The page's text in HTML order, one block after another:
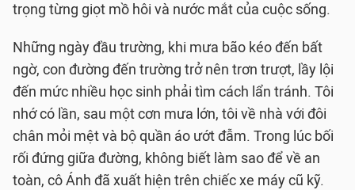
trọng từng giọt mồ hôi và nước mắt của cuộc sống.
Những ngày đầu trường, khi mưa bão kéo đến bất
ngờ, con đường đến trường trở nên trơn trượt, lầy lội
đến mức nhiều học sinh phải tìm cách lẩn tránh. Tôi
nhớ có lần, sau một cơn mưa lớn, tôi về nhà với đôi
chân mỏi mệt và bộ quần áo ướt đẫm. Trong lúc bối
rối đứng giữa đường, không biết làm sao để về an
toàn, cô Ánh đã xuất hiện trên chiếc xe máy cũ kỹ.